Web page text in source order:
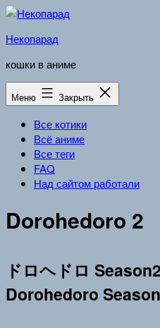
Перейти
содержимому
Некопарад
кошки в аниме
Меню Закрыть
Все котики
Всё аниме
Все теги
FAQ
Над сайтом работали
Dorohedoro 2
ドロヘドロ Season2
Dorohedoro